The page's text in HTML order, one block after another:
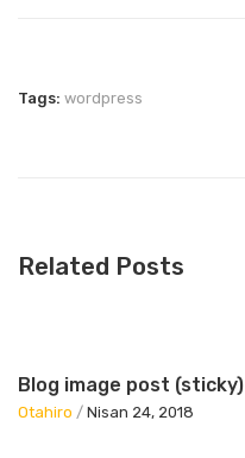
Tags: wordpress
Related Posts
Blog image post (sticky)
Otahiro / Nisan 24, 2018